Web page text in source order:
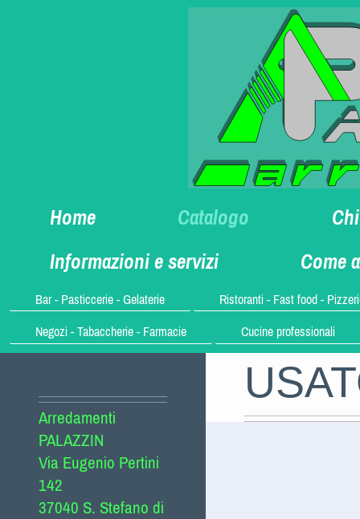
Home Catalogo
Informazioni e servizi
Come
Bar - Pasticcerie - Gelaterie Ristoranti - Fast food -
Negozi - Tabaccherie - Farmacie Cucine professionali
Arredamenti
PALAZZIN
Via Eugenio Pertini
142
37040 S. Stefano di